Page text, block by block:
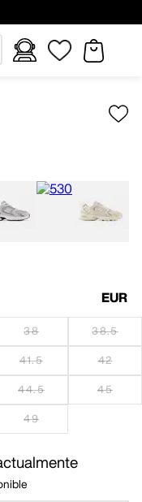
EUR
38 38.5
41.5 42
44.5 45
49